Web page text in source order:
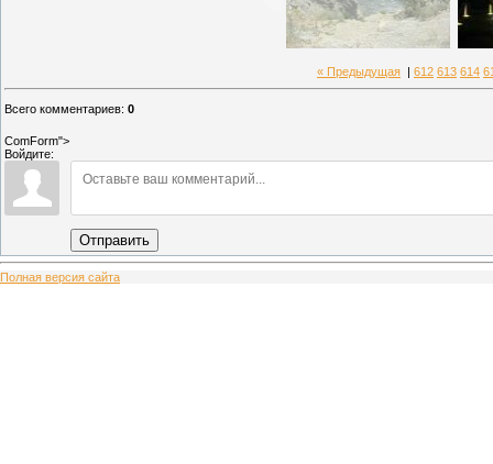
« Предыдущая 612 613 614
Всего комментариев: 0
ComForm">
Войдите:
Отправить
Полная версия сайта